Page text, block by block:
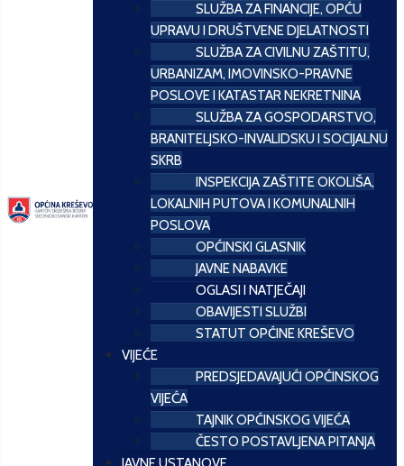
SLUŽBA ZA FINANCIJE, OPĆU
UPRAVU I DRUŠTVENE DJELATNOSTI
SLUŽBA ZA CIVILNU ZAŠTITU,
URBANIZAM, IMOVINSKO-PRAVNE
POSLOVE I KATASTAR NEKRETNINA
SLUŽBA ZA GOSPODARSTVO,
BRANITELJSKO-INVALIDSKU I SOCIJALNU
SKRB
INSPEKCIJA ZAŠTITE OKOLIŠA,
LOKALNIH PUTOVA I KOMUNALNIH
POSLOVA
OPĆINSKI GLASNIK
JAVNE NABAVKE
OGLASI I NATJEČAJI
OBAVIJESTI SLUŽBI
STATUT OPĆINE KREŠEVO
VIJEĆE
PREDSJEDAVAJUĆI OPĆINSKOG
VIJEĆA
TAJNIK OPĆINSKOG VIJEĆA
ČESTO POSTAVLJENA PITANJA